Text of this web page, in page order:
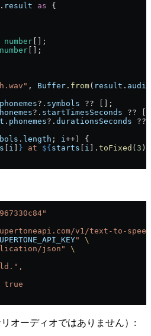
. result as {
number [];
number [];
, Buffer . from( result .
phonemes?. symbols ?? [];
?. startTimesSeconds ??
. phonemes?. durationsSeconds
. length ; i ++) {
i } at ${ starts i ]. toFixed ( 3 )
v1/text-to-
"
\
json"
\
true
オーディオではありません）: